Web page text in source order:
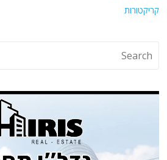
קריקטורות